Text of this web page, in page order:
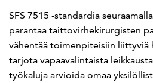
SFS 7515 -standardia
parantaa taittovirhekirurgisten
vähentää toimenpiteisiin liittyviä
tarjota vapaavalintaista
työkaluja arvioida omaa